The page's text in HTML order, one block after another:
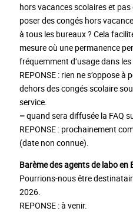
hors vacances scolaires et
poser des congés hors
à tous les bureaux ? Cela
mesure où une permanence
fréquemment d’usage dans
REPONSE : rien ne s’oppose
dehors des congés scolaire
service.
–quand sera diffusée la FAQ
REPONSE : prochainement
(date non connue).
Barème des agents de labo en
Pourrions-nous être
2026.
REPONSE : à venir.